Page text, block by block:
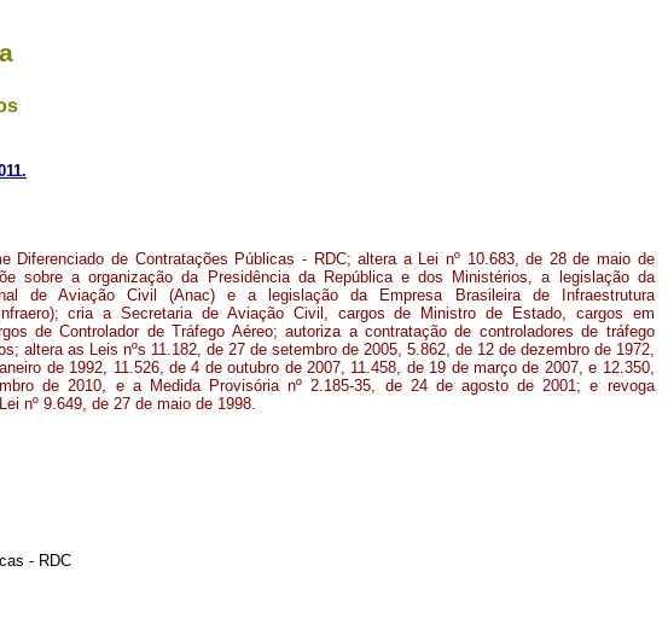
Diferenciado de Contratações Públicas - RDC; altera a Lei nº 10.683, de 28 de maio de
sobre a organização da Presidência da República e dos Ministérios, a legislação da
de Aviação Civil (Anac) e a legislação da Empresa Brasileira de Infraestrutura
cria a Secretaria de Aviação Civil, cargos de Ministro de Estado, cargos em
de Controlador de Tráfego Aéreo; autoriza a contratação de controladores de tráfego
altera as Leis nºs 11.182, de 27 de setembro de 2005, 5.862, de 12 de dezembro de 1972,
de 1992, 11.526, de 4 de outubro de 2007, 11.458, de 19 de março de 2007, e 12.350,
de 2010, e a Medida Provisória nº 2.185-35, de 24 de agosto de 2001; e revoga
nº 9.649, de 27 de maio de 1998.
- RDC